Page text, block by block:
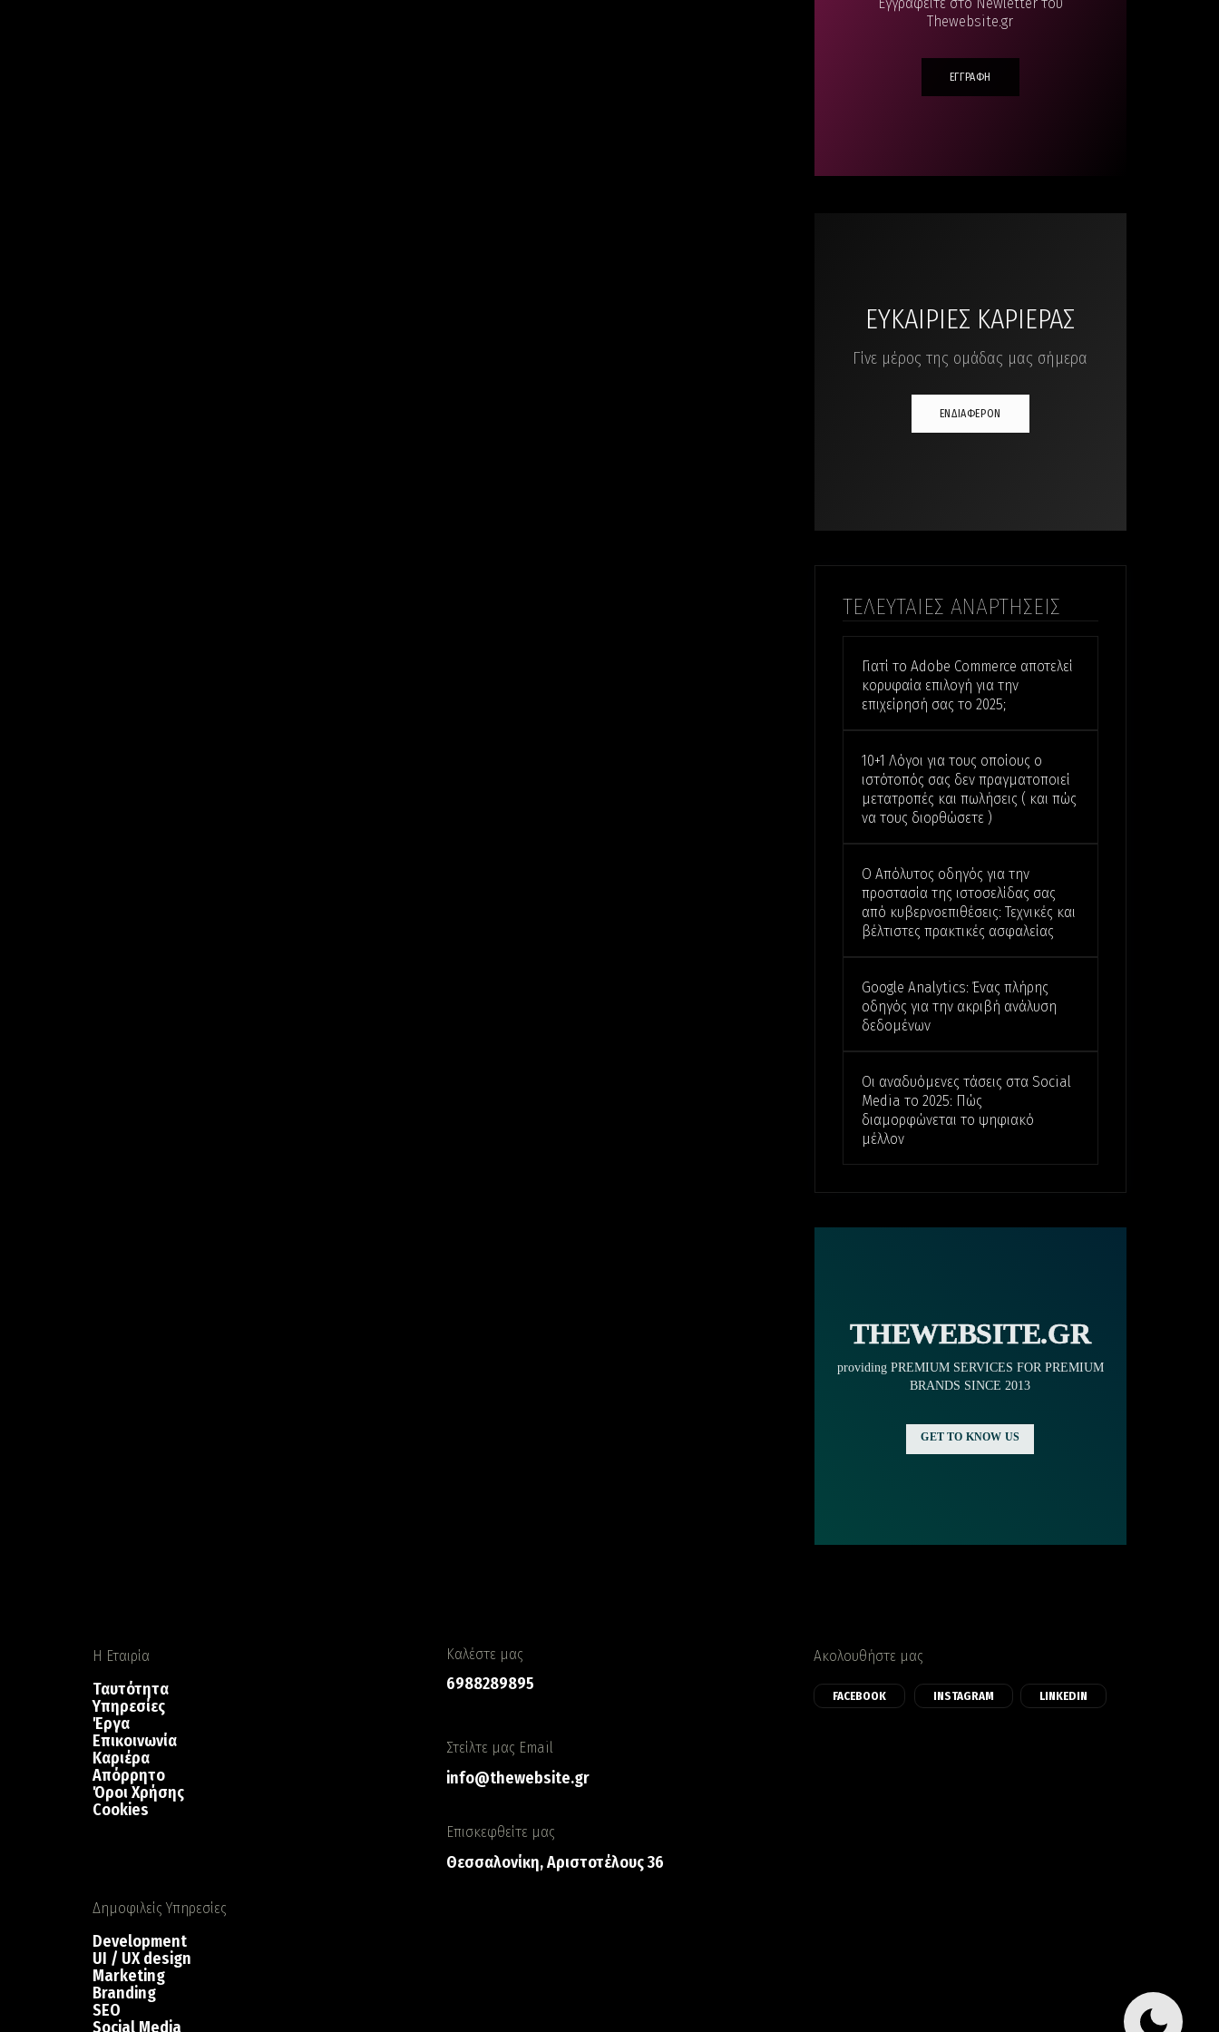
Thewebsite.gr
ΕΓΓΡΑΦΗ
ΕΥΚΑΙΡΙΕΣ ΚΑΡΙΕΡΑΣ
Γίνε μέρος της ομάδας μας σήμερα
ΕΝΔΙΑΦΕΡΟΝ
ΤΕΛΕΥΤΑΙΕΣ ΑΝΑΡΤΗΣΕΙΣ
Γιατί το Adobe Commerce αποτελεί
κορυφαία επιλογή για την
επιχείρησή σας το 2025;
10+1 Λόγοι για τους οποίους ο
ιστότοπός σας δεν πραγματοποιεί
μετατροπές και πωλήσεις ( και πώς
να τους διορθώσετε )
Ο Απόλυτος οδηγός για την
προστασία της ιστοσελίδας σας
από κυβερνοεπιθέσεις: Τεχνικές και
βέλτιστες πρακτικές ασφαλείας
Google Analytics: Ένας πλήρης
οδηγός για την ακριβή ανάλυση
δεδομένων
Οι αναδυόμενες τάσεις στα Social
Media το 2025: Πώς
διαμορφώνεται το ψηφιακό
μέλλον
THEWEBSITE.GR
providing PREMIUM SERVICES FOR PREMIUM
BRANDS SINCE 2013
GET TO KNOW US
Η Εταιρία
Ταυτότητα
Υπηρεσίες
Έργα
Επικοινωνία
Καριέρα
Απόρρητο
Όροι Χρήσης
Cookies
Δημοφιλείς Υπηρεσίες
Development
UI / UX design
Marketing
Branding
SEO
Social Media
Καλέστε μας
6988289895
Στείλτε μας Email
info@thewebsite.gr
Επισκεφθείτε μας
Θεσσαλονίκη, Αριστοτέλους 36
Ακολουθήστε μας
FACEBOOK INSTAGRAM LINKEDIN